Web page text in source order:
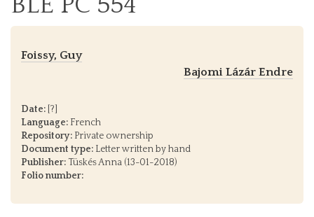
Foissy, Guy
Bajomi Lázár Endre
Date: [?]
Language: French
Repository: Private ownership
Document type: Letter written by hand
Publisher: Tüskés Anna (13-01-2018)
Folio number: